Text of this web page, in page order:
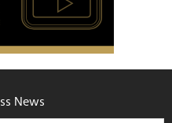
News